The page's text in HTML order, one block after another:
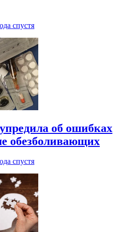
спустя
об ошибках
обезболивающих
спустя